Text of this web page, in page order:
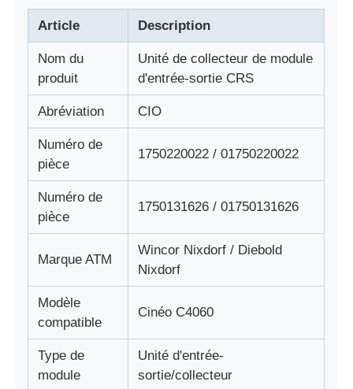
Visite d'usine
Contrôle de la qualité
Contact
nouvelles
Tous les cas
Demande de soumission
Article Description
Nom du
produit
Unité de collecteur de module
d'entrée-sortie CRS
Abréviation CIO
Numéro de
pièce
1750220022 / 01750220022
Numéro de
pièce
1750131626 / 01750131626
Marque ATM
Wincor Nixdorf / Diebold
Nixdorf
Modèle
compatible
Cinéo C4060
Type de
module
Unité d'entrée-
sortie/collecteur